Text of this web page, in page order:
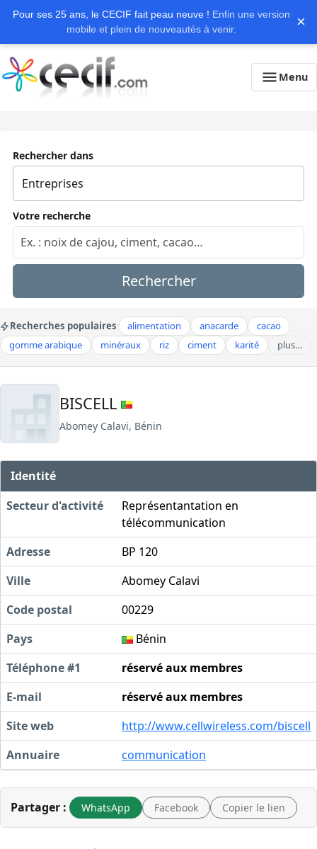
Pour ses 25 ans, le CECIF fait peau neuve ! Enfin une version
mobile et plein de nouveautés à venir.
×
Menu
Rechercher dans
Votre recherche
Rechercher
Recherches populaires alimentation anacarde
cacao
gomme arabique
minéraux riz ciment karité plus…
BISCELL
Abomey Calavi, Bénin
Identité
Secteur d'activité
Représentantation en
télécommunication
Adresse
BP 120
Ville
Abomey Calavi
Code postal
00229
Pays
Bénin
Téléphone #1
réservé aux membres
E-mail
réservé aux membres
Site web
http://www.cellwireless.com/biscell
Annuaire
communication
Partager : WhatsApp Facebook Copier le lien